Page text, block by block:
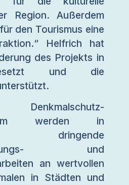
Region. Außerdem
den Tourismus eine
Helfrich hat
des Projekts in
und die
werden in
dringende
und
an wertvollen
in Städten und